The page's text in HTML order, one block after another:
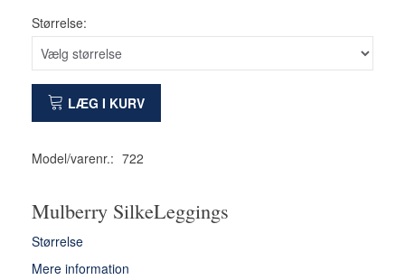
Størrelse:
LÆG I KURV
Model/varenr.: 722
Mulberry SilkeLeggings
Størrelse
Mere information